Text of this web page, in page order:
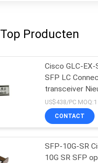
Top Producten
Cisco GLC-EX-
SFP LC
transceiver
Origineel
US$438/PC
CONTACT
SFP-10G-SR
10G SR SFP